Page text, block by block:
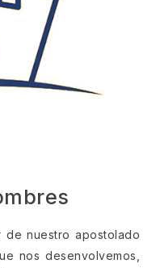
de nuestro apostolado
nos desenvolvemos,